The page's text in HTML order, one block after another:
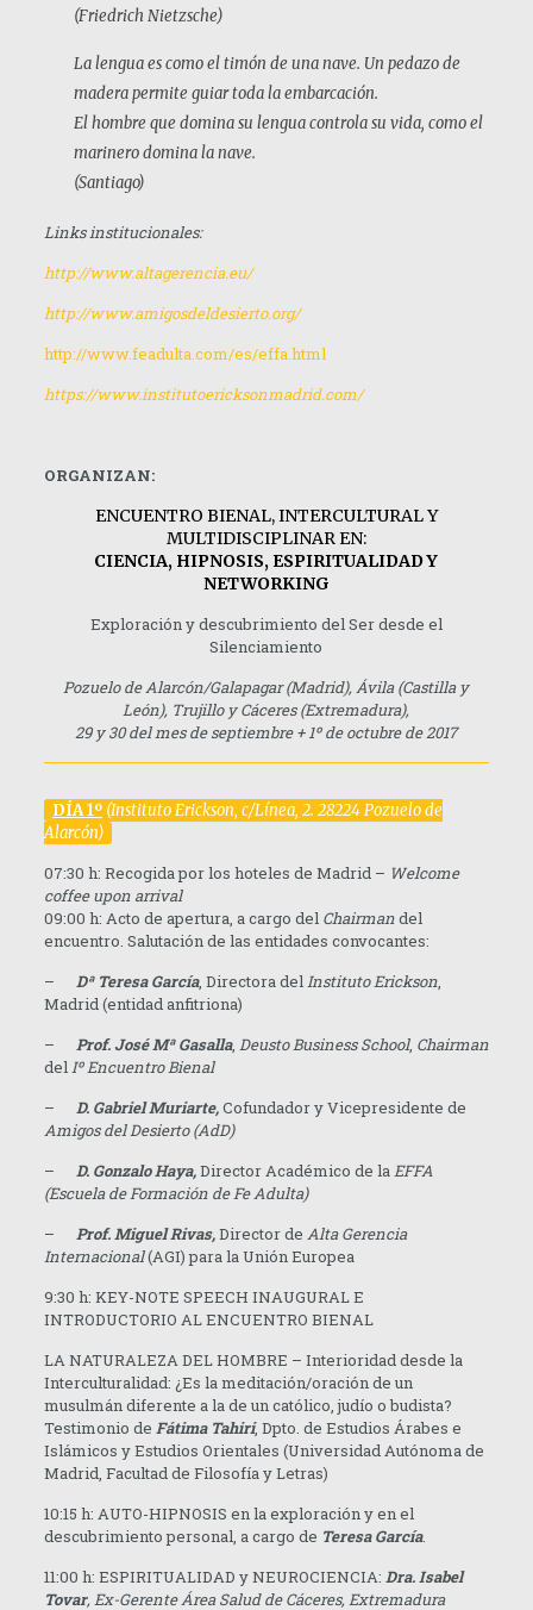
(Friedrich Nietzsche)
La lengua es como el timón de una nave. Un pedazo de
madera permite guiar toda la embarcación.
El hombre que domina su lengua controla su vida, como el
marinero domina la nave.
(Santiago)
Links institucionales:
http://www.altagerencia.eu/
http://www.amigosdeldesierto.org/
http://www.feadulta.com/es/effa.html
https://www.institutoericksonmadrid.com/
ORGANIZAN:
ENCUENTRO BIENAL, INTERCULTURAL Y
MULTIDISCIPLINAR EN:
CIENCIA, HIPNOSIS, ESPIRITUALIDAD Y
NETWORKING
Exploración y descubrimiento del Ser desde el
Silenciamiento
Pozuelo de Alarcón/Galapagar (Madrid), Ávila (Castilla y
León), Trujillo y Cáceres (Extremadura),
29 y 30 del mes de septiembre + 1º de octubre de 2017
DÍA 1º (Instituto Erickson, c/Línea, 2. 28224 Pozuelo de
Alarcón)
07:30 h: Recogida por los hoteles de Madrid – Welcome
coffee upon arrival
09:00 h: Acto de apertura, a cargo del Chairmandel
encuentro. Salutación de las entidades convocantes:
– Dª Teresa García, Directora delInstituto Erickson,
Madrid (entidad anfitriona)
– Prof. José Mª Gasalla, Deusto Business School, Chairman
delIº Encuentro Bienal
– D. Gabriel Muriarte,Cofundador y Vicepresidente de
Amigos del Desierto (AdD)
– D. Gonzalo Haya,Director Académico de laEFFA
(Escuela de Formación de Fe Adulta)
– Prof. Miguel Rivas,Director de Alta Gerencia
Internacional(AGI) para la Unión Europea
9:30 h: KEY-NOTE SPEECH INAUGURAL E
INTRODUCTORIO AL ENCUENTRO BIENAL
LA NATURALEZA DEL HOMBRE – Interioridad desde la
Interculturalidad: ¿Es la meditación/oración de un
musulmán diferente a la de un católico, judío o budista?
Testimonio de Fátima Tahiri, Dpto. de Estudios Árabes e
Islámicos y Estudios Orientales (Universidad Autónoma de
Madrid, Facultad de Filosofía y Letras)
10:15 h: AUTO-HIPNOSIS en la exploración y en el
descubrimiento personal, a cargo de Teresa García.
11:00 h: ESPIRITUALIDAD y NEUROCIENCIA: Dra. Isabel
Tovar, Ex-Gerente Área Salud de Cáceres, Extremadura